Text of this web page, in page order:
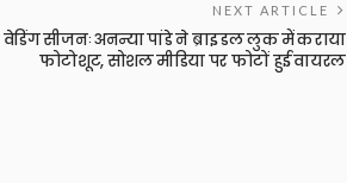
NEXT ARTICLE
वेडिंग सीजनः अनन्या पांडे ने ब्राइडल लुक में कराया
फोटोशूट, सोशल मीडिया पर फोटों हुई वायरल